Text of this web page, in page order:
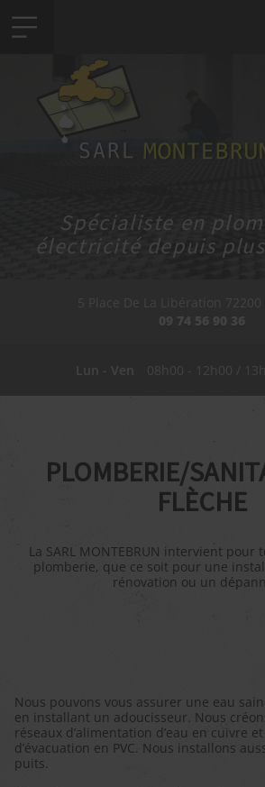
Spécialiste en
électricité depuis
09 74 56 90 36
Lun - Ven 08h00 - 12h00 /
PLOMBERIE/
FLÈCHE
La SARL MONTEBRUN intervient pour
plomberie, que ce soit pour une
rénovation ou un
Nous pouvons vous assurer une eau
en installant un adoucisseur. Nous
réseaux d’alimentation d’eau en cuivre
d’évacuation en PVC. Nous installons
puits.